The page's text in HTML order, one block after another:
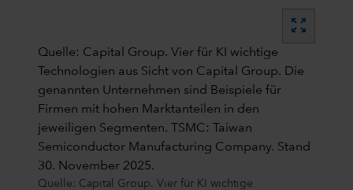
zoom_out_map
Quelle: Capital Group. Vier für KI wichtige
Technologien aus Sicht von Capital Group. Die
genannten Unternehmen sind Beispiele für
Firmen mit hohen Marktanteilen in den
jeweiligen Segmenten. TSMC: Taiwan
Semiconductor Manufacturing Company. Stand
30. November 2025.
Quelle: Capital Group. Vier für KI wichtige